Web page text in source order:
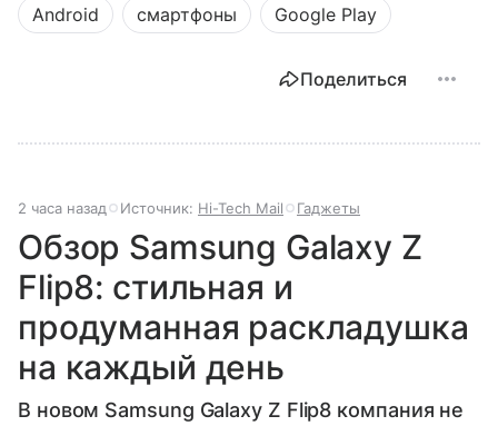
Android смартфоны Google Play
Поделиться
2 часа назад Источник: Hi-Tech Mail Гаджеты
Обзор Samsung Galaxy Z
Flip8: стильная и
продуманная раскладушка
на каждый день
В новом Samsung Galaxy Z Flip8 компания не